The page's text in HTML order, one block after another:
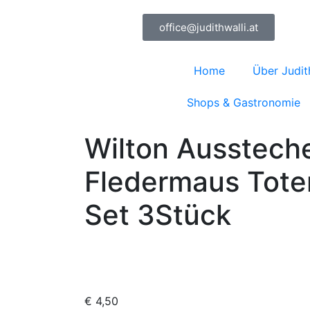
office@judithwalli.at
Home Über
Shops & Gastronomie
Wilton
Fledermaus
Set 3Stück
€ 4,50